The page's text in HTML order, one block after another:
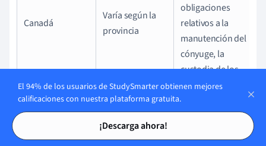
Tarjetas de estudio
Tarjetas de estudio
Canadá
Varía según la
provincia
obligaciones
relativos a la
manutención del
cónyuge, la
custodia de los
hijos y la división
de bienes, pero el
grado de
El 94% de los usuarios de StudySmarter obtienen mejores
calificaciones con nuestra plataforma gratuita.
¡Descarga ahora!